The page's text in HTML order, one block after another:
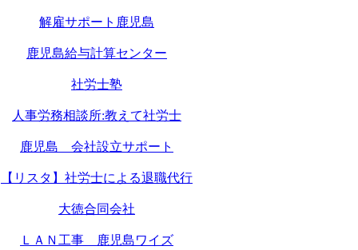
解雇サポート鹿児島
鹿児島給与計算センター
社労士塾
人事労務相談所:教えて社労士
鹿児島 会社設立サポート
【リスタ】社労士による退職代行
大徳合同会社
ＬＡＮ工事 鹿児島ワイズ